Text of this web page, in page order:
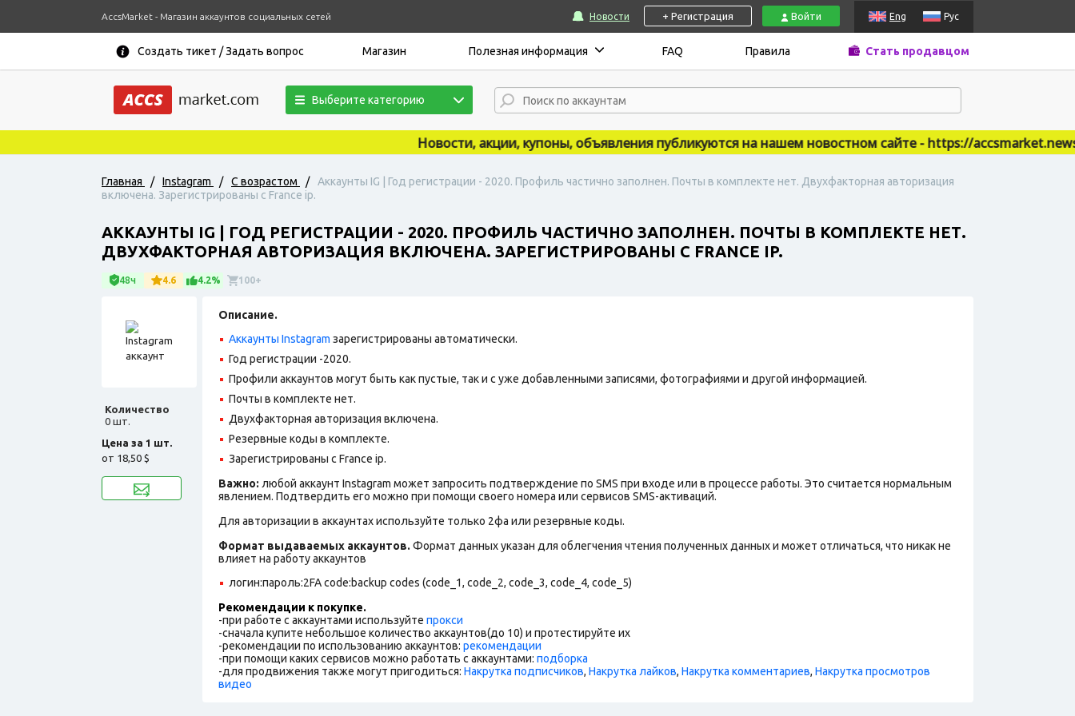
AccsMarket - Магазин аккаунтов социальных сетей Новости + Регистрация Войти Eng Рус
Создать тикет / Задать вопрос Магазин Полезная информация FAQ Правила Стать продавцом
Выберите категорию
Новости, акции, купоны, объявления публикуются на нашем новостном сайте - https://accsmarket.news
Главная / Instagram / С возрастом /
Аккаунты IG | Год регистрации - 2020. Профиль частично заполнен. Почты в комплекте нет. Двухфакторная авторизация
включена. Зарегистрированы с France ip.
АККАУНТЫ IG | ГОД РЕГИСТРАЦИИ - 2020. ПРОФИЛЬ ЧАСТИЧНО ЗАПОЛНЕН. ПОЧТЫ В КОМПЛЕКТЕ НЕТ.
ДВУХФАКТОРНАЯ АВТОРИЗАЦИЯ ВКЛЮЧЕНА. ЗАРЕГИСТРИРОВАНЫ С FRANCE IP.
48ч 4.6 4.2% 100+
Количество
0 шт.
Цена за 1 шт.
от 18,50 $
Описание.
Аккаунты Instagram зарегистрированы автоматически.
Год регистрации -2020.
Профили аккаунтов могут быть как пустые, так и с уже добавленными записями, фотографиями и другой информацией.
Почты в комплекте нет.
Двухфакторная авторизация включена.
Резервные коды в комплекте.
Зарегистрированы с France ip.
Важно: любой аккаунт Instagram может запросить подтверждение по SMS при входе или в процессе работы. Это считается нормальным
явлением. Подтвердить его можно при помощи своего номера или сервисов SMS-активаций.
Для авторизации в аккаунтах используйте только 2фа или резервные коды.
Формат выдаваемых аккаунтов. Формат данных указан для облегчения чтения полученных данных и может отличаться, что никак не
влияет на работу аккаунтов
логин:пароль:2FA code:backup codes (code_1, code_2, code_3, code_4, code_5)
Рекомендации к покупке.
-при работе с аккаунтами используйте прокси
-сначала купите небольшое количество аккаунтов(до 10) и протестируйте их
-рекомендации по использованию аккаунтов: рекомендации
-при помощи каких сервисов можно работать с аккаунтами: подборка
-для продвижения также могут пригодиться: Накрутка подписчиков, Накрутка лайков, Накрутка комментариев, Накрутка просмотров
видео